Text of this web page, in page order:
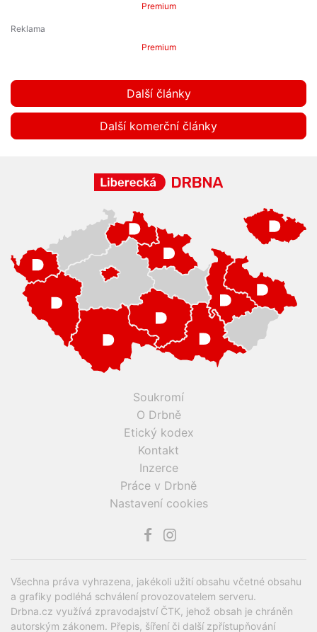
Premium
Premium
Další články
Další komerční články
Soukromí
O Drbně
Etický kodex
Kontakt
Inzerce
Práce v Drbně
Nastavení cookies
Všechna práva vyhrazena, jakékoli užití obsahu včetné obsahu
a grafiky podléhá schválení provozovatelem serveru.
Drbna.cz využívá zpravodajství ČTK, jehož obsah je chráněn
autorským zákonem. Přepis, šíření či další zpřístupňování